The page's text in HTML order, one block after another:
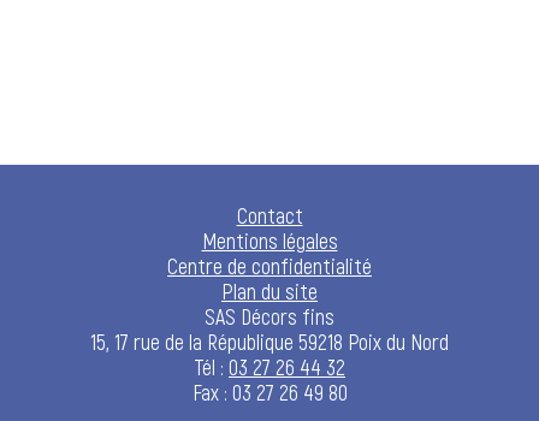
Contact
Mentions légales
Centre de confidentialité
Plan du site
SAS Décors fins
15, 17 rue de la République 59218 Poix du Nord
Tél : 03 27 26 44 32
Fax : 03 27 26 49 80